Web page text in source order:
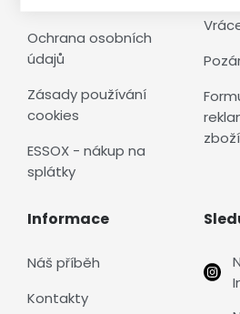
Ochrana osobních
údajů
Zásady používání
cookies
ESSOX - nákup na
splátky
Informace
Náš příběh
Kontakty